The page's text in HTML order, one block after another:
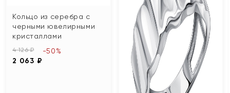
Кольцо из серебра с
черными ювелирными
кристаллами
4 126 ₽
2 063 ₽
-50%